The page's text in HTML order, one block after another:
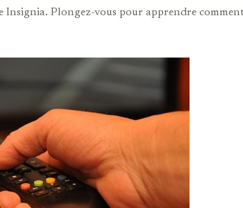
Plongez-vous pour apprendre